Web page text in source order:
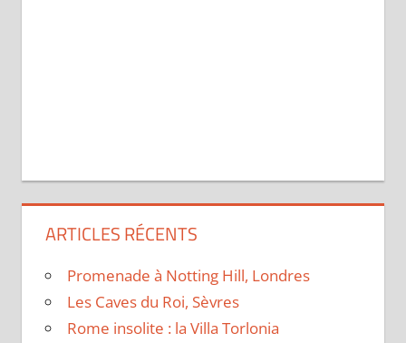
ARTICLES RÉCENTS
Promenade à Notting Hill, Londres
Les Caves du Roi, Sèvres
Rome insolite : la Villa Torlonia